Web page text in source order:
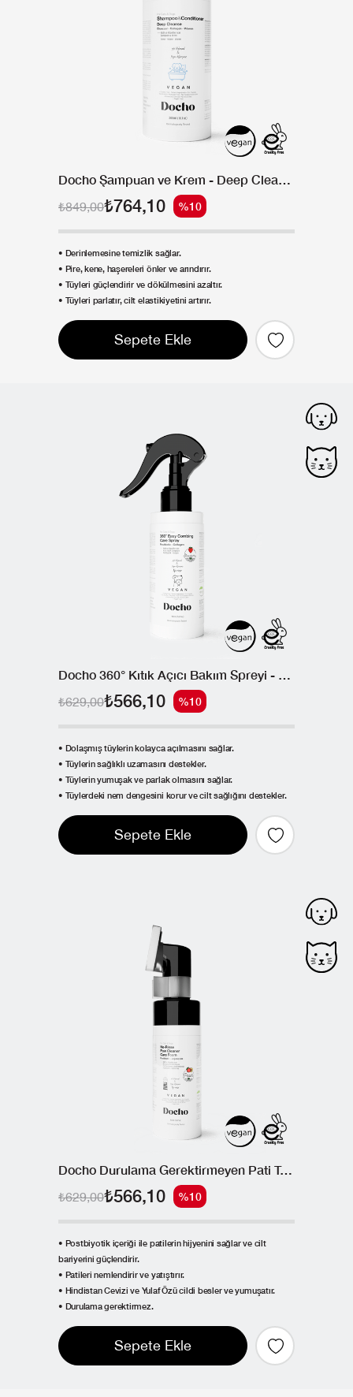
Docho Şampuan ve Krem - Deep Cleanse - Kömür & Kolajen & Vitamin 300 ML
₺764,10
₺849,00 %10
• Derinlemesine temizlik sağlar.
• Pire, kene, haşereleri önler ve arındırır.
• Tüyleri güçlendirir ve dökülmesini azaltır.
• Tüyleri parlatır, cilt elastikiyetini artırır.
Sepete Ekle
Docho 360° Kıtık Açıcı Bakım Spreyi - Kolajen ve Postbiyotik 150 ML
₺566,10
₺629,00 %10
• Dolaşmış tüylerin kolayca açılmasını sağlar.
• Tüylerin sağlıklı uzamasını destekler.
• Tüylerin yumuşak ve parlak olmasını sağlar.
• Tüylerdeki nem dengesini korur ve cilt sağlığını destekler.
Sepete Ekle
Docho Durulama Gerektirmeyen Pati Temizleme ve Bakım Köpüğü - Postbiyotik 150 ML
₺566,10
₺629,00 %10
• Postbiyotik içeriği ile patilerin hijyenini sağlar ve cilt
bariyerini güçlendirir.
• Patileri nemlendirir ve yatıştırır.
• Hindistan Cevizi ve Yulaf Özü cildi besler ve yumuşatır.
• Durulama gerektirmez.
Sepete Ekle